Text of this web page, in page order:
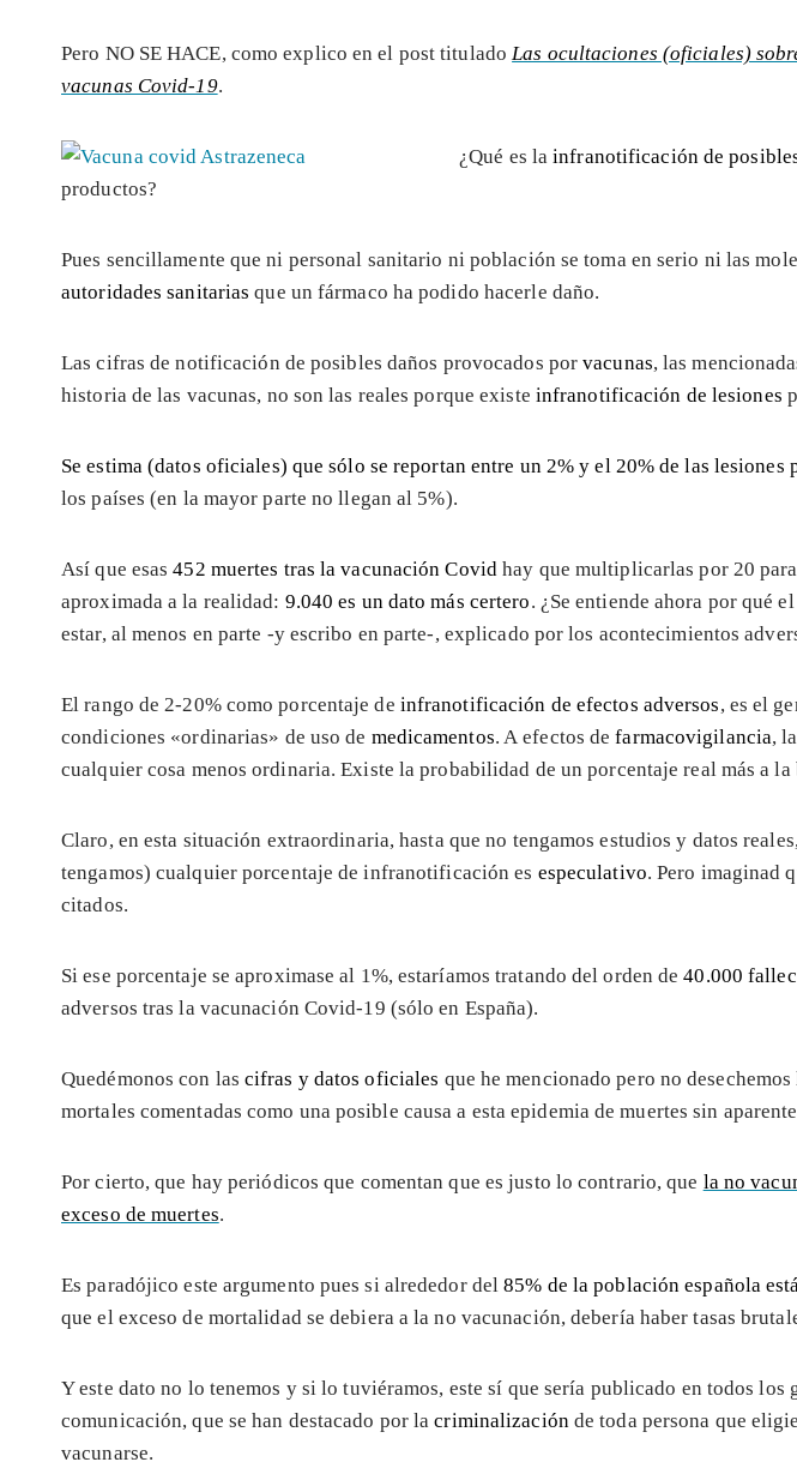
Pero NO SE HACE, como explico en el post tituladoLas ocultaciones (oficiales)
vacunas Covid-19.
¿Qué es lainfranotificación de
productos?
Pues sencillamente que ni personal sanitario ni población se toma en serio ni las
autoridades sanitarias que un fármaco ha podido hacerle daño.
Las cifras de notificación de posibles daños provocados porvacunas, las
historia de las vacunas, no son las reales porque existe infranotificación de lesiones
Se estima (datos oficiales) que sólo se reportan entre un 2% y el 20% de las lesiones
los países (en la mayor parte no llegan al 5%).
Así que esas452 muertes tras la vacunación Covid hay que multiplicarlas por 20
aproximada a la realidad: 9.040 es un dato más certero. ¿Se entiende ahora por qué
estar, al menos en parte -y escribo en parte-, explicado por los acontecimientos
El rango de 2-20% como porcentaje de infranotificación de efectos adversos, es el
condiciones «ordinarias» de uso de medicamentos. A efectos defarmacovigilancia,
cualquier cosa menos ordinaria. Existe la probabilidad de un porcentaje real más a la
Claro, en esta situación extraordinaria, hasta que no tengamos estudios y datos
tengamos) cualquier porcentaje de infranotificación es especulativo. Pero imaginad
citados.
Si ese porcentaje se aproximase al 1%, estaríamos tratando del orden de40.000
adversos tras la vacunación Covid-19 (sólo en España).
Quedémonos con las cifras y datos oficiales que he mencionado pero no
mortales comentadas como una posible causa a esta epidemia de muertes sin
Por cierto, que hay periódicos que comentan que es justo lo contrario, que la no
exceso de muertes.
Es paradójico este argumento pues si alrededor del85% de la población española
que el exceso de mortalidad se debiera a la no vacunación, debería haber tasas
Y este dato no lo tenemos y si lo tuviéramos, este sí que sería publicado en todos los
comunicación, que se han destacado por lacriminalizaciónde toda persona que
vacunarse.